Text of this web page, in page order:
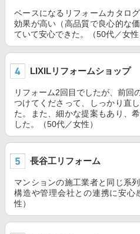
ベースになるリフォームカタロ
効果が高い（高品質で良心的な
ていて安心できた。（50代／女性
LIXILリフォームショップ
リフォーム2回目でしたが、前回
つけてくださって、しっかり直
た。また、細かな提案もあり、
した。（50代／女性）
長谷工リフォーム
マンションの施工業者と同じ系
構造や管理会社との連携に安心
性）